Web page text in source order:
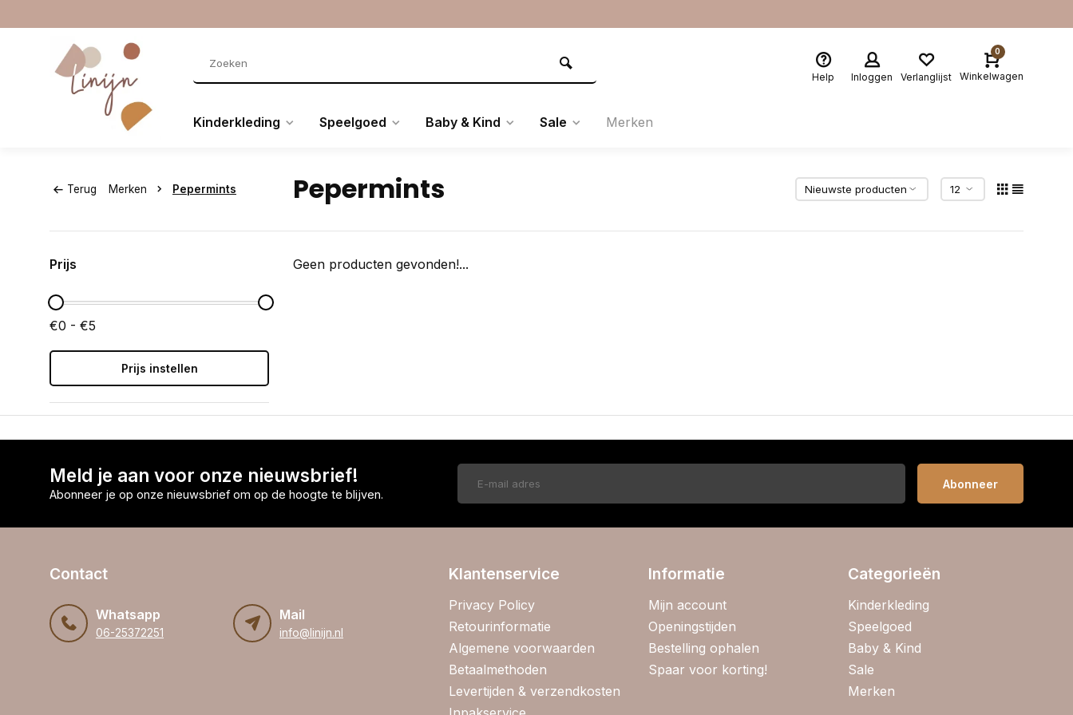
Help Inloggen Verlanglijst
0
Winkelwagen
Kinderkleding Speelgoed Baby & Kind Sale Merken
Terug Merken Pepermints Pepermints
Prijs
€0 - €5
Prijs instellen
Geen producten gevonden!...
Meld je aan voor onze nieuwsbrief!
Abonneer je op onze nieuwsbrief om op de hoogte te blijven.
Abonneer
Contact
Whatsapp
06-25372251
Mail
info@linijn.nl
Klantenservice
Privacy Policy
Retourinformatie
Algemene voorwaarden
Betaalmethoden
Levertijden & verzendkosten
Informatie
Mijn account
Openingstijden
Bestelling ophalen
Spaar voor korting!
Categorieën
Kinderkleding
Speelgoed
Baby & Kind
Sale
Merken